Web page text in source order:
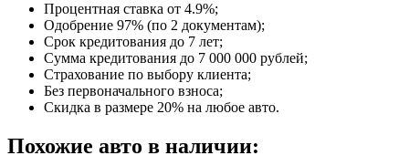
Процентная ставка от 4.9%;
Одобрение 97% (по 2 документам);
Срок кредитования до 7 лет;
Сумма кредитования до 7 000 000 рублей;
Страхование по выбору клиента;
Без первоначального взноса;
Скидка в размере 20% на любое авто.
Похожие авто в наличии: